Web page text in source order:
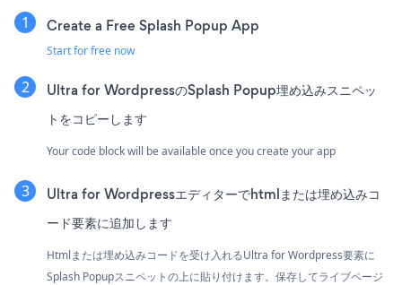
Create a Free Splash Popup App
Start for free now
Ultra for WordpressのSplash Popup埋め込みスニペッ
トをコピーします
Your code block will be available once you create your app
Ultra for Wordpressエディターでhtmlまたは埋め込みコ
ード要素に追加します
Htmlまたは埋め込みコードを受け入れるUltra for Wordpress要素に
Splash Popupスニペットの上に貼り付けます。保存してライブページ